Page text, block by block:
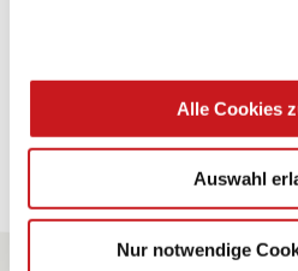
Alle Cookies
Auswahl
Nur notwendige
Zu allen